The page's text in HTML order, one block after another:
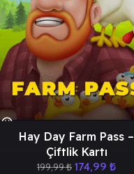
Hay Day Farm Pass –
Çiftlik Kartı
199,99₺ 174,99 ₺